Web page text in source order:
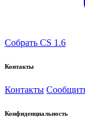
Собрать CS 1.6
Контакты
Контакты
Конфиденциальность